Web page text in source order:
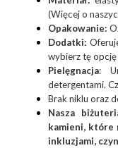
(Więcej o
Opakowanie:
Dodatki:
wybierz tę
Pielęgnacja:
detergentami.
Brak niklu oraz
Nasza
kamieni, które
inkluzjami,